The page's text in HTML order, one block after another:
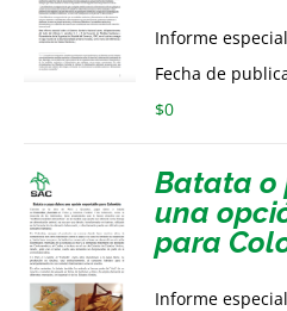
Informe especial
Fecha de
$0
Batata o
una
para
Informe especial